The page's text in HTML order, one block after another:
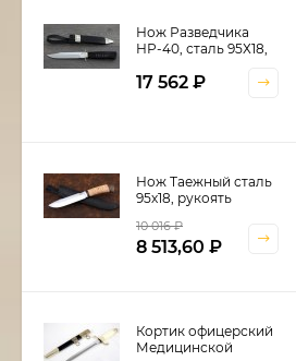
Нож Разведчика
НР-40, сталь 95Х18,
черный граб,
17 562 ₽
Нож Таежный сталь
95х18, рукоять
10 016₽
8 513,60 ₽
Кортик офицерский
Медицинской